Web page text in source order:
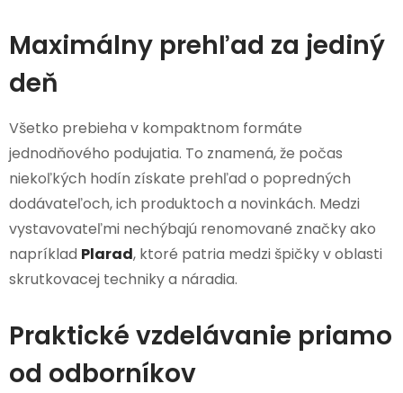
Maximálny prehľad za jediný
deň
Všetko prebieha v kompaktnom formáte
jednodňového podujatia. To znamená, že počas
niekoľkých hodín získate prehľad o popredných
dodávateľoch, ich produktoch a novinkách. Medzi
vystavovateľmi nechýbajú renomované značky ako
napríklad Plarad, ktoré patria medzi špičky v oblasti
skrutkovacej techniky a náradia.
Praktické vzdelávanie priamo
od odborníkov